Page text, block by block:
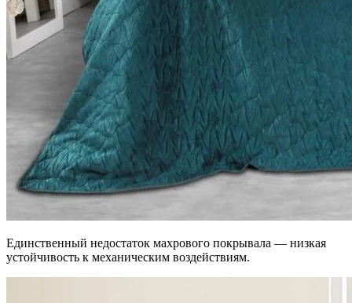
Единственный недостаток махрового покрывала — низкая
устойчивость к механическим воздействиям.